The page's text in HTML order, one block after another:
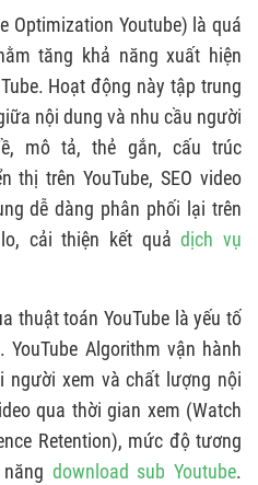
HIỆU QUẢ
tả kênh
& hình ảnh thu hút
SEO
trang chủ (UX/UI)
Content & Section
Optimization Youtube) là quá
tăng khả năng xuất hiện
Hoạt động này tập trung
nội dung và nhu cầu người
mô tả, thẻ gắn, cấu trúc
thị trên YouTube, SEO video
dễ dàng phân phối lại trên
cải thiện kết quảdịch vụ
thuật toán YouTube là yếu tố
YouTube Algorithm vận hành
xem và chất lượng nội
qua thời gian xem (Watch
Retention), mức độ tương
download sub Youtube.